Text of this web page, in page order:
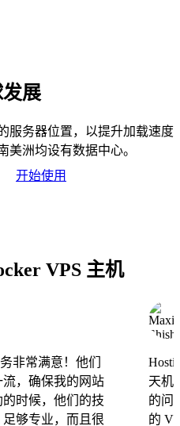
展
服务器位置，以提升加载速度
美洲均设有数据中心。
开始使用
VPS 主机
非常满意！他们
，确保我的网站
时候，他们的技
够专业，而且很
天机
的问
的